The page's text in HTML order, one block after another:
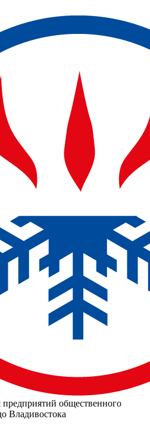
предприятий общественного
Владивостока